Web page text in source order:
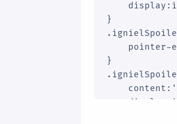
}
pointer-
}